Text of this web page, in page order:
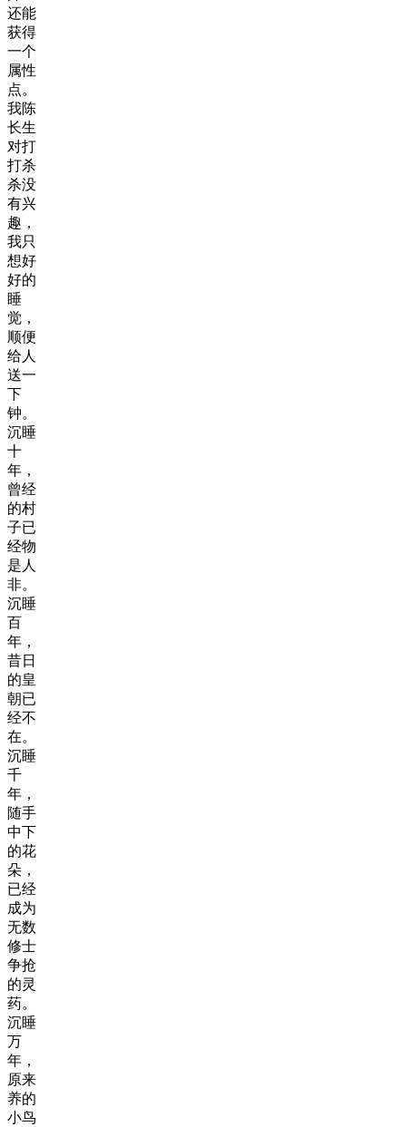
还能
获得
一个
属性
点。
我陈
长生
对打
打杀
杀没
有兴
趣，
我只
想好
好的
睡
觉，
顺便
给人
送一
下
钟。
沉睡
十
年，
曾经
的村
子已
经物
是人
非。
沉睡
百
年，
昔日
的皇
朝已
经不
在。
沉睡
千
年，
随手
中下
的花
朵，
已经
成为
无数
修士
争抢
的灵
药。
沉睡
万
年，
原来
养的
小鸟